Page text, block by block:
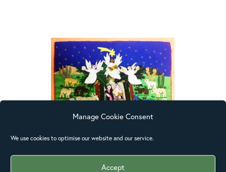
Manage Cookie Consent
We use cookies to optimise our website and our service.
Accept